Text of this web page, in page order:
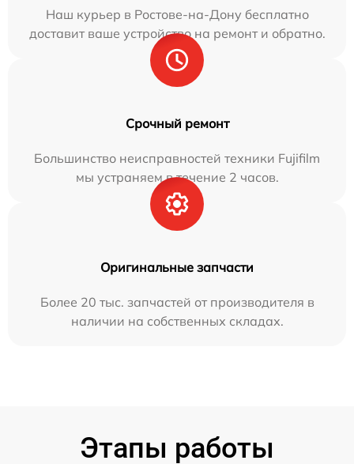
Наш курьер в Ростове-на-Дону бесплатно
доставит ваше устройство на ремонт и обратно.
Срочный ремонт
Большинство неисправностей техники Fujifilm
мы устраняем в течение 2 часов.
Оригинальные запчасти
Более 20 тыс. запчастей от производителя в
наличии на собственных складах.
Этапы работы